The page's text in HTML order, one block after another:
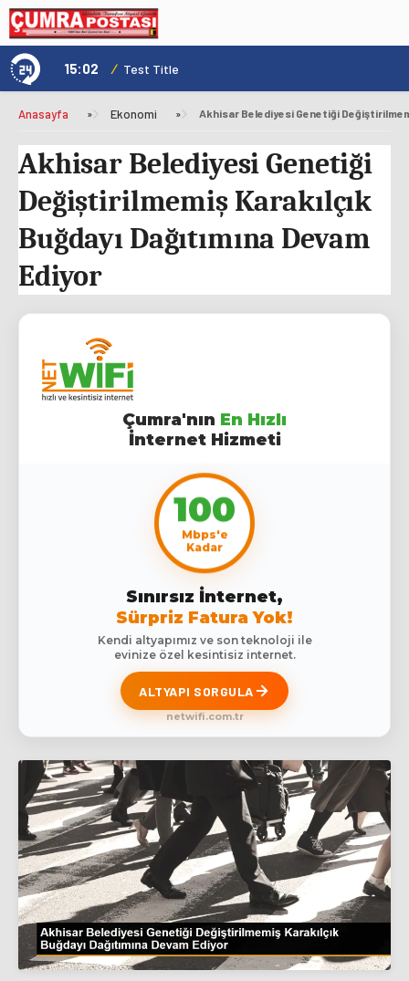
15:02 / Test Title
Anasayfa » Ekonomi »
Akhisar Belediyesi Genetiği
Değiştirilmemiş Karakılçık
Buğdayı Dağıtımına Devam
Ediyor
Çumra'nın En Hızlı
İnternet Hizmeti
100
Mbps'e
Kadar
Sınırsız İnternet,
Sürpriz Fatura Yok!
Kendi altyapımız ve son teknoloji ile
evinize özel kesintisiz internet.
ALTYAPI SORGULA
netwifi.com.tr